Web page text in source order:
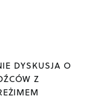
DYSKUSJA O
Z